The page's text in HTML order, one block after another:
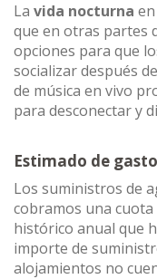
La vida nocturna en
que en otras partes
opciones para que
socializar después
de música en vivo
para desconectar y
Estimado de
Los suministros de
cobramos una
histórico anual que
importe de
alojamientos no